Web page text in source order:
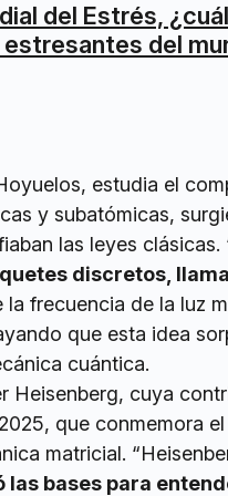
del Estrés,
del
estudia el
y subatómicas,
las leyes clásicas.
discretos,
frecuencia de la luz
que esta idea
cuántica.
Heisenberg, cuya
que conmemora
matricial.
las bases para